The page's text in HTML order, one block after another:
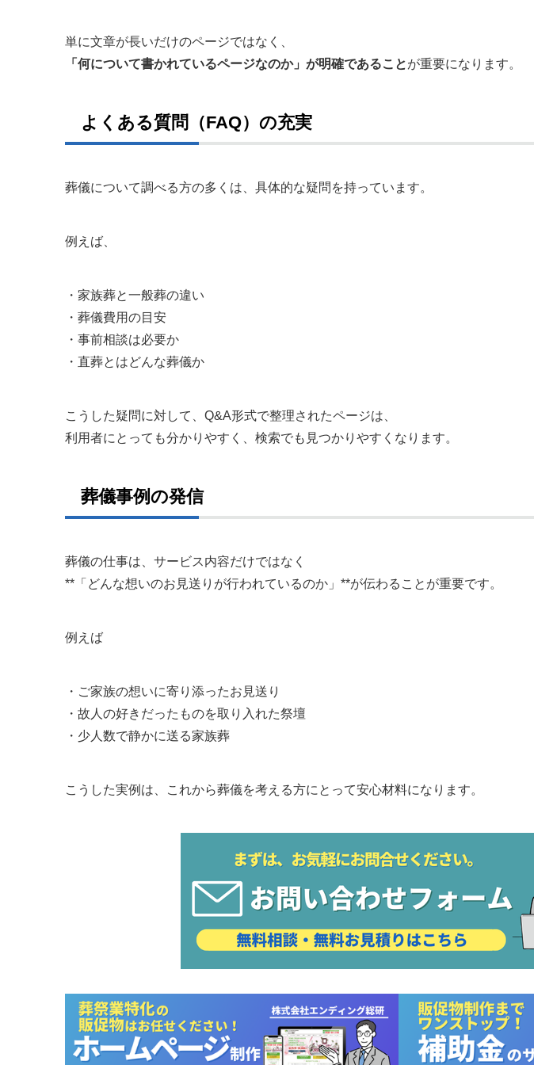
単に文章が長いだけのページではなく、
「何について書かれているページなのか」が明確であることが重要になります。
よくある質問（FAQ）の充実
葬儀について調べる方の多くは、具体的な疑問を持っています。
例えば、
・家族葬と一般葬の違い
・葬儀費用の目安
・事前相談は必要か
・直葬とはどんな葬儀か
こうした疑問に対して、Q&A形式で整理されたページは、
利用者にとっても分かりやすく、検索でも見つかりやすくなります。
葬儀事例の発信
葬儀の仕事は、サービス内容だけではなく
**「どんな想いのお見送りが行われているのか」**が伝わることが重要です。
例えば
・ご家族の想いに寄り添ったお見送り
・故人の好きだったものを取り入れた祭壇
・少人数で静かに送る家族葬
こうした実例は、これから葬儀を考える方にとって安心材料になります。